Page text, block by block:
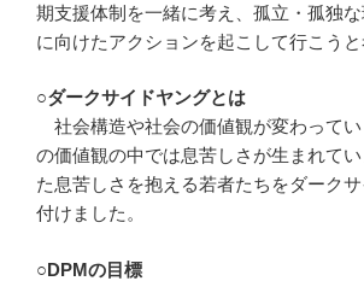
期支援体制を一緒に考え、孤立・孤独
に向けたアクションを起こして行こうと
○ダークサイドヤングとは
社会構造や社会の価値観が変わって
の価値観の中では息苦しさが生まれて
た息苦しさを抱える若者たちをダーク
付けました。
○DPMの目標